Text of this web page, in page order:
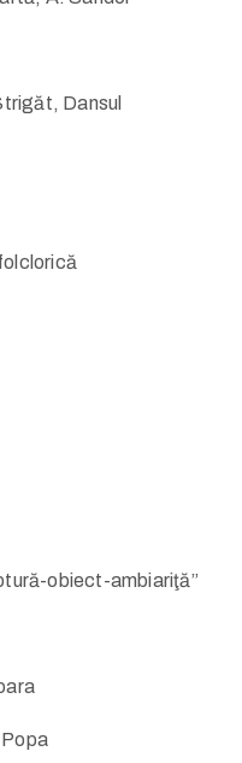
Dansul
obiect-ambiariţă”